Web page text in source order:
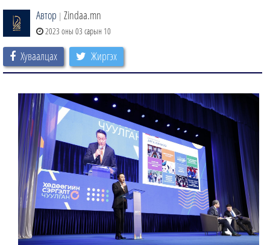
Автор | Zindaa.mn
2023 оны 03 сарын 10
Хуваалцах Жиргэх